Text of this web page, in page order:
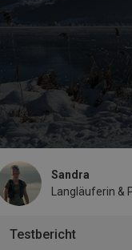
Testbericht
Sandra
Langläuferin &